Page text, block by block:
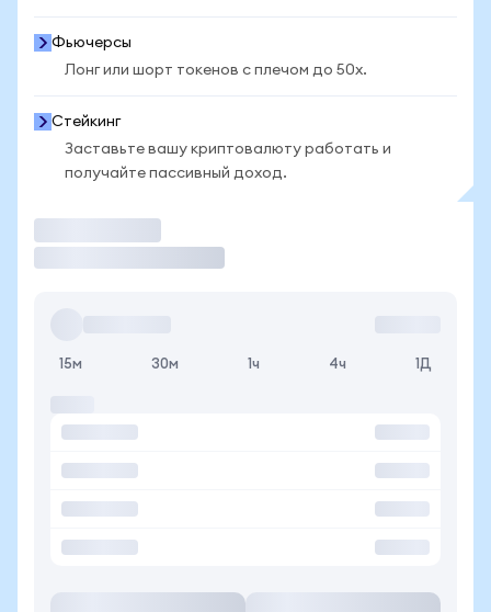
Фьючерсы
Лонг или шорт токенов с плечом до 50x.
Стейкинг
Заставьте вашу криптовалюту работать и
получайте пассивный доход.
15м 30м 1ч 4ч 1Д